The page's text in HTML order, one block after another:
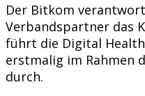
Der Bitkom
Verbandspartner das
führt die Digital
erstmalig im Rahmen
durch.